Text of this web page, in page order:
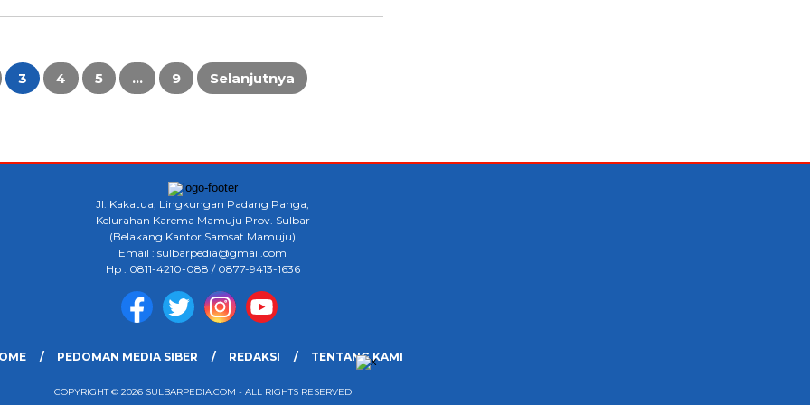
3 4 5 … 9 Selanjutnya
Jl. Kakatua, Lingkungan Padang Panga,
Kelurahan Karema Mamuju Prov. Sulbar
(Belakang Kantor Samsat Mamuju)
Email : sulbarpedia@gmail.com
Hp : 0811-4210-088 / 0877-9413-1636
PEDOMAN MEDIA SIBER REDAKSI TENTANG KAMI
COPYRIGHT © 2026 SULBARPEDIA.COM - ALL RIGHTS RESERVED